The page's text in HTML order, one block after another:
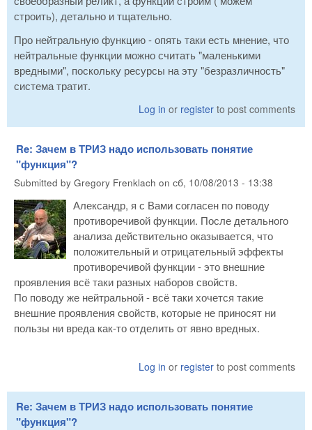
строить), детально и тщательно.
Про нейтральную функцию - опять таки есть мнение, что
нейтральные функции можно считать "маленькими
вредными", поскольку ресурсы на эту "безразличность"
система тратит.
Log in or register to post comments
Re: Зачем в ТРИЗ надо использовать понятие
"функция"?
Submitted by Gregory Frenklach on сб, 10/08/2013 - 13:38
Александр, я с Вами согласен по поводу
противоречивой функции. После детального
анализа действительно оказывается, что
положительный и отрицательный эффекты
противоречивой функции - это внешние
проявления всё таки разных наборов свойств.
По поводу же нейтральной - всё таки хочется такие
внешние проявления свойств, которые не приносят ни
пользы ни вреда как-то отделить от явно вредных.
Log in or register to post comments
Re: Зачем в ТРИЗ надо использовать понятие
"функция"?